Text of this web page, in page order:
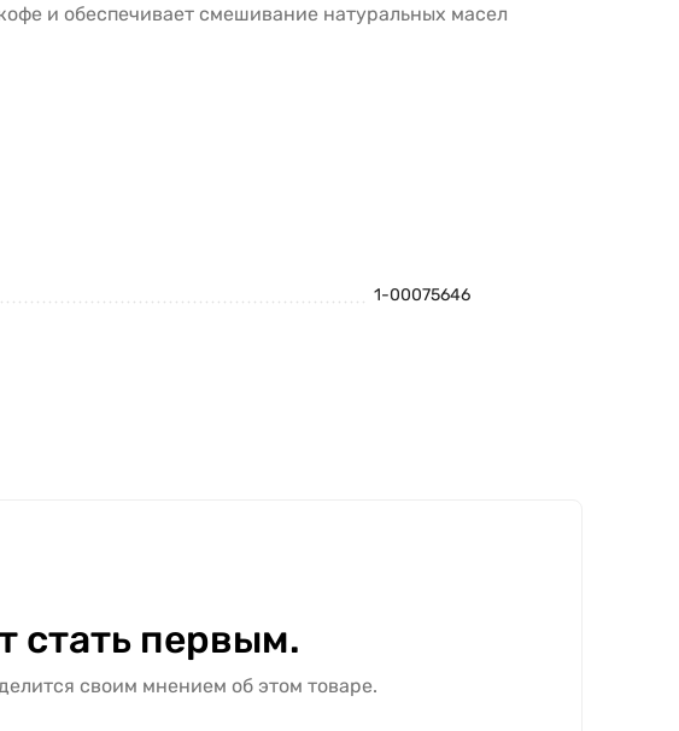
и обеспечивает смешивание натуральных масел
1-00075646
стать первым.
своим мнением об этом товаре.